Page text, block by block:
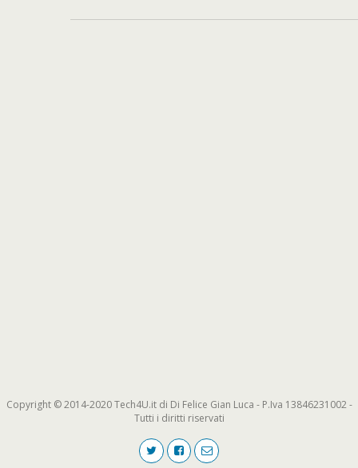
Copyright © 2014-2020 Tech4U.it di Di Felice Gian Luca - P.Iva 13846231002 -
Tutti i diritti riservati